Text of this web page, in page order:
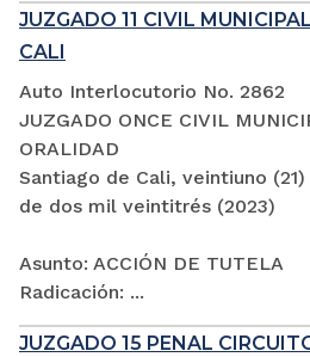
JUZGADO 11 CIVIL
CALI
Auto Interlocutorio No. 2862
JUZGADO ONCE CIVIL
ORALIDAD
Santiago de Cali, veintiuno
de dos mil veintitrés (2023)
Asunto: ACCIÓN DE TUTELA
Radicación: ...
JUZGADO 15 PENAL